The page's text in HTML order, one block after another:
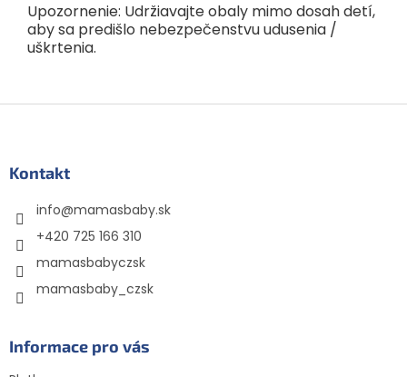
Upozornenie: Udržiavajte obaly mimo dosah detí,
aby sa predišlo nebezpečenstvu udusenia /
uškrtenia.
Kontakt
info@mamasbaby.sk
+420 725 166 310
mamasbabyczsk
mamasbaby_czsk
Informace pro vás